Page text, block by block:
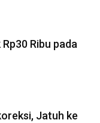
Ribu pada
Jatuh ke